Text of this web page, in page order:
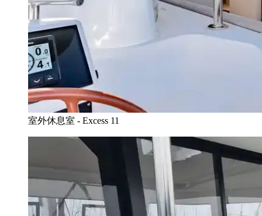
室外休息室 - Excess 11